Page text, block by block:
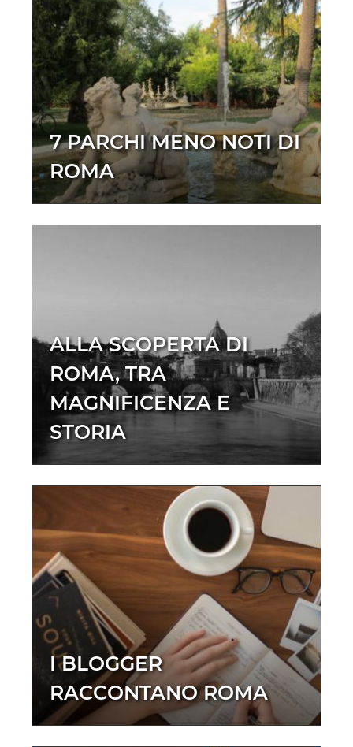
7 PARCHI MENO NOTI DI
ROMA
ALLA SCOPERTA DI
ROMA, TRA
MAGNIFICENZA E
STORIA
I BLOGGER
RACCONTANO ROMA